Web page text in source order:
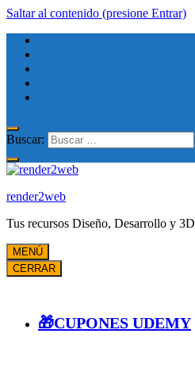
Saltar al contenido (presione Entrar)
Buscar:
render2web
Tus recursos Diseño, Desarrollo y 3D
MENÚ
CERRAR
🎁CUPONES UDEMY